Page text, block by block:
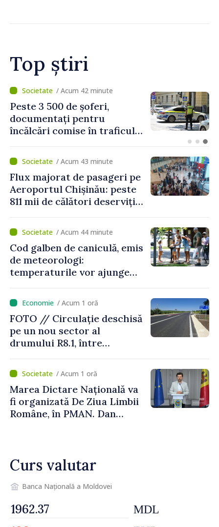
Top știri
/ Acum 7 minute
Proiectele de asistență în
beneficiul locuitorilor de pe
ambele maluri ale Nistrului
viceprim-ministrului cu
reprezentanta rezidentă a
PNUD în Republica Moldova,
Daniela Gasparikova
/ Acum 43 minute
Flux majorat de pasageri pe
Aeroportul Chișinău: peste
811 mii de călători deserviți
/ Acum 44 minute
Cod galben de caniculă, emis
de meteorologi:
temperaturile vor ajunge
/ Acum 1 oră
FOTO // Circulație deschisă
pe un nou sector al
drumului R8.1, între
Bolea: „Drumuri bune
înseamnă deplasări sigure
ale agenților economici și
cetățenilor”
/ Acum 1 oră
Marea Dictare Națională va
fi organizată De Ziua Limbii
Române, în PMAN. Dan
Curs valutar
Banca Națională a Moldovei
MDL